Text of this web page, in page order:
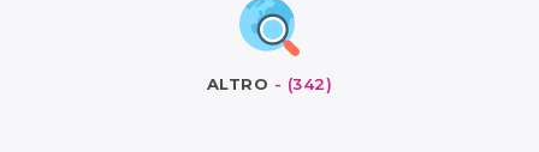
ALTRO - (342)